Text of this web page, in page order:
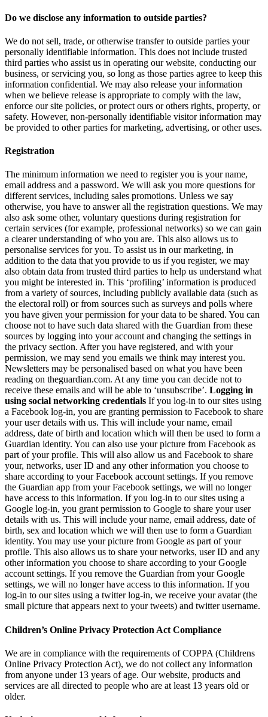
Do we disclose any information to outside parties?
We do not sell, trade, or otherwise transfer to outside parties your
personally identifiable information. This does not include trusted
third parties who assist us in operating our website, conducting our
business, or servicing you, so long as those parties agree to keep this
information confidential. We may also release your information
when we believe release is appropriate to comply with the law,
enforce our site policies, or protect ours or others rights, property, or
safety. However, non-personally identifiable visitor information may
be provided to other parties for marketing, advertising, or other uses.
Registration
The minimum information we need to register you is your name,
email address and a password. We will ask you more questions for
different services, including sales promotions. Unless we say
otherwise, you have to answer all the registration questions. We may
also ask some other, voluntary questions during registration for
certain services (for example, professional networks) so we can gain
a clearer understanding of who you are. This also allows us to
personalise services for you. To assist us in our marketing, in
addition to the data that you provide to us if you register, we may
also obtain data from trusted third parties to help us understand what
you might be interested in. This ‘profiling’ information is produced
from a variety of sources, including publicly available data (such as
the electoral roll) or from sources such as surveys and polls where
you have given your permission for your data to be shared. You can
choose not to have such data shared with the Guardian from these
sources by logging into your account and changing the settings in
the privacy section. After you have registered, and with your
permission, we may send you emails we think may interest you.
Newsletters may be personalised based on what you have been
reading on theguardian.com. At any time you can decide not to
receive these emails and will be able to ‘unsubscribe’. Logging in
using social networking credentials If you log-in to our sites using
a Facebook log-in, you are granting permission to Facebook to share
your user details with us. This will include your name, email
address, date of birth and location which will then be used to form a
Guardian identity. You can also use your picture from Facebook as
part of your profile. This will also allow us and Facebook to share
your, networks, user ID and any other information you choose to
share according to your Facebook account settings. If you remove
the Guardian app from your Facebook settings, we will no longer
have access to this information. If you log-in to our sites using a
Google log-in, you grant permission to Google to share your user
details with us. This will include your name, email address, date of
birth, sex and location which we will then use to form a Guardian
identity. You may use your picture from Google as part of your
profile. This also allows us to share your networks, user ID and any
other information you choose to share according to your Google
account settings. If you remove the Guardian from your Google
settings, we will no longer have access to this information. If you
log-in to our sites using a twitter log-in, we receive your avatar (the
small picture that appears next to your tweets) and twitter username.
Children’s Online Privacy Protection Act Compliance
We are in compliance with the requirements of COPPA (Childrens
Online Privacy Protection Act), we do not collect any information
from anyone under 13 years of age. Our website, products and
services are all directed to people who are at least 13 years old or
older.